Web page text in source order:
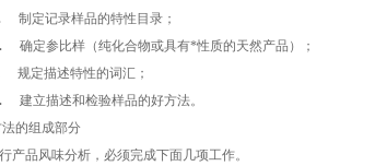
制定记录样品的特性目录；
确定参比样（纯化合物或具有*性质的天然产品）；
规定描述特性的词汇；
建立描述和检验样品的好方法。
的组成部分
品风味分析，必须完成下面几项工作。